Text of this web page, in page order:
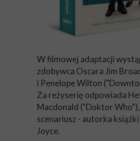
W filmowej adaptacji
zdobywca Oscara Jim
i Penelope Wilton
Za reżyserię odpowiada
Macdonald ("Doktor
scenariusz - autorka książki
Joyce.